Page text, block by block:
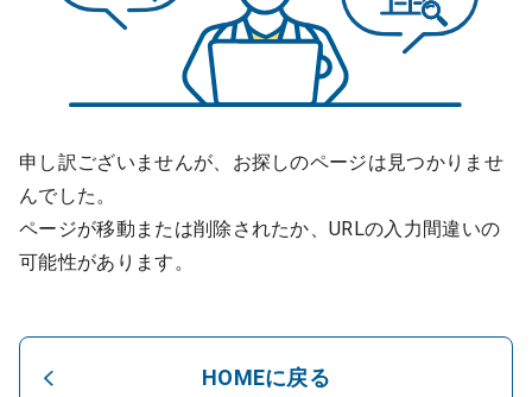
申し訳ございませんが、お探しのページは見つかりませ
んでした。
ページが移動または削除されたか、URLの入力間違いの
可能性があります。
HOMEに戻る